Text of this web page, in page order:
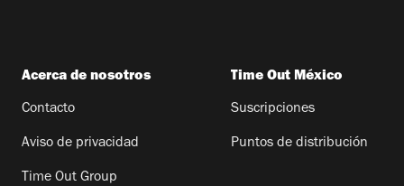
Acerca de nosotros
Contacto
Aviso de privacidad
Time Out Group
Time Out México
Suscripciones
Puntos de distribución